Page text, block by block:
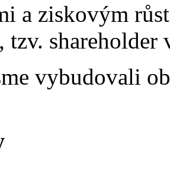
a ziskovým
tzv. shareholder
vybudovali